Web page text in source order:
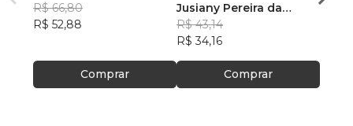
(Fernandinho Cruz)
R$ 66,80
R$ 52,88
Comprar
Legal: Pesquisas e
Práticas Pedagógicas
Jusiany Pereira da
Cunha dos Santos
R$ 43,14
R$ 34,16
Comprar
Érica